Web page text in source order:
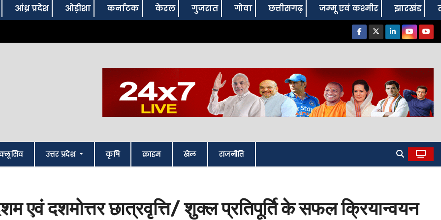
आंध्र प्रदेश ओड़ीशा कर्नाटक केरल गुजरात गोवा छत्तीसगढ़ जम्‍मू एवं कश्‍मीर झारखंड
उत्तर प्रदेश कृषि क्राइम खेल राजनीति
एवं दशमोत्तर छात्रवृत्ति/ शुक्ल प्रतिपूर्ति के सफल क्रियान्वयन